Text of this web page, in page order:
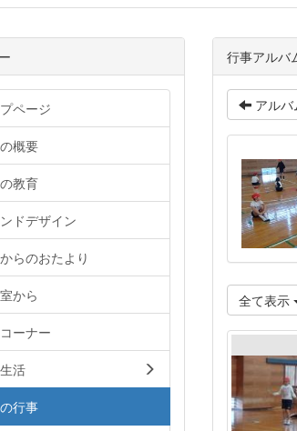
行事アルバ
アルバ
全て表示
ページ
概要
教育
ドデザイン
らのおたより
から
ーナー
活
行事